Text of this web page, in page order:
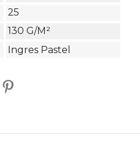
25
130 G/m²
Ingres Pastel